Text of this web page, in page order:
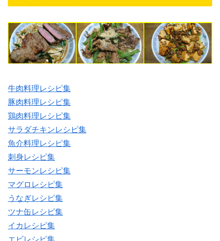
牛肉料理レシピ集
豚肉料理レシピ集
鶏肉料理レシピ集
サラダチキンレシピ集
魚介料理レシピ集
刺身レシピ集
サーモンレシピ集
マグロレシピ集
うなぎレシピ集
ツナ缶レシピ集
イカレシピ集
エビレシピ集